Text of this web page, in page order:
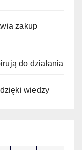
zakup
do działania
wiedzy